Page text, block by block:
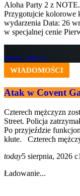
Aloha Party 2 z
Przygotujcie kolorowe
wydarzenia Data: 26
w specjalnej cenie
insert_link
WIADOMOŚCI
Atak w Covent
Czterech mężczyzn
Street. Policja
Po przyjeździe
kłute. Czterech
today5 sierpnia, 2026
Ładowanie...